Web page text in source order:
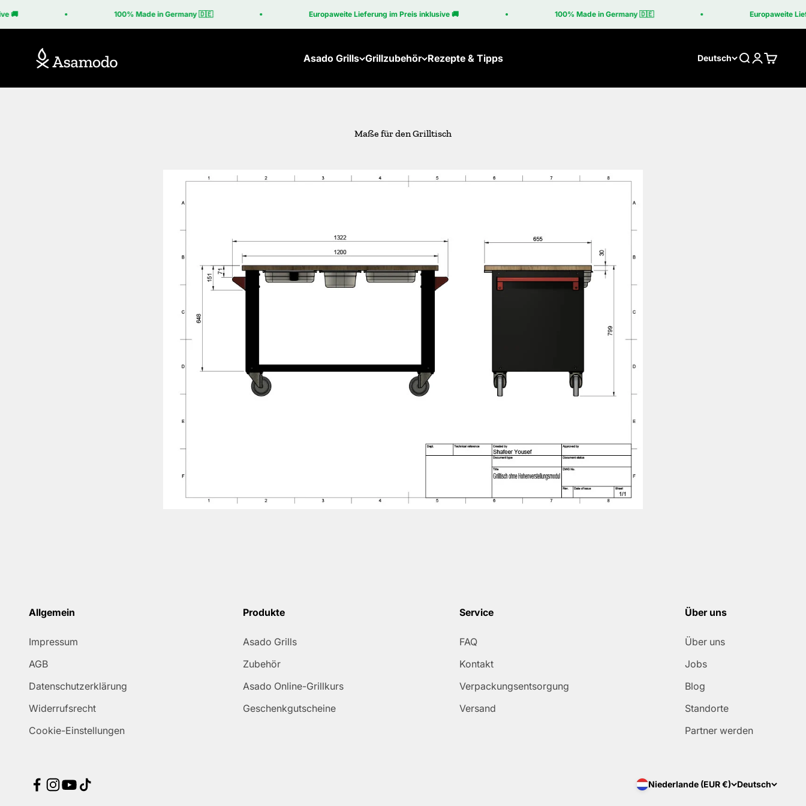
🚚 100% Made in Germany 🇩🇪 Europaweite Lieferung im Preis inklusive 🚚 100% Made in Germany 🇩🇪 Europaweite
Asado Grills
Brasa Corten
Grillzubehör Rezepte & Tipps
Asamodo
Deutsch SucheAnmelden
Maße für den Grilltisch
Allgemein
Impressum
AGB
Datenschutzerklärung
Widerrufsrecht
Cookie-Einstellungen
Produkte
Asado Grills
Zubehör
Asado Online-Grillkurs
Geschenkgutscheine
Service
FAQ
Kontakt
Verpackungsentsorgung
Versand
Über uns
Über uns
Jobs
Blog
Standorte
Partner werden
Niederlande (EUR €) Deutsch